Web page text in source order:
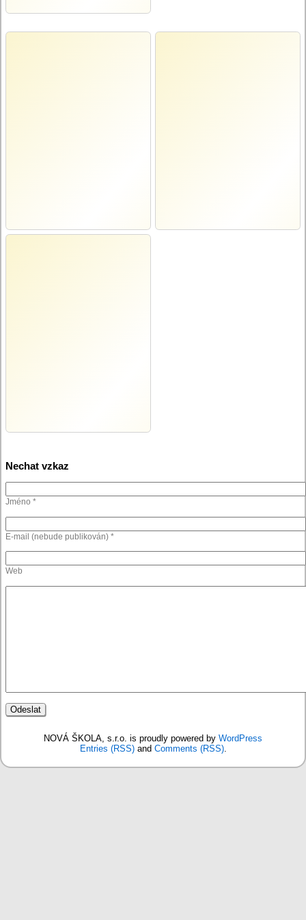
Nechat vzkaz
Jméno *
E-mail (nebude publikován) *
Web
NOVÁ ŠKOLA, s.r.o. is proudly powered by WordPress
Entries (RSS)and Comments (RSS).